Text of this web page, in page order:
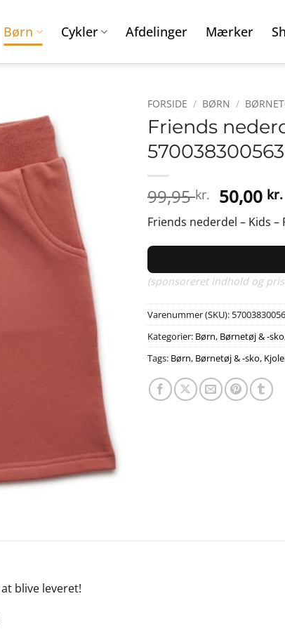
Børn Cykler Afdelinger Mærker
FORSIDE / BØRN /
Friends
99,95kr. Den
pris
var:
50,00 kr.
Friends nederdel – Kids –
(sponsoreret indhold og
Varenummer (SKU):
Kategorier: Børn, Børnetøj & -sko
Tags: Børn, Børnetøj & -sko,
at blive leveret!